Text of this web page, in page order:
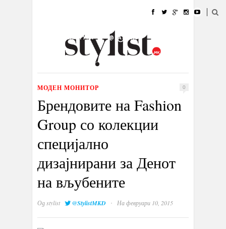
УБАВИНА
КУЛТУРА @РАБОТА
ИЗЛОГ
МОДЕН МОНИТОР 0
Брендовите на Fashion
Group со колекции
специјално
дизајнирани за Денот
на вљубените
Одstylist @StylistMKD · На февруари 10, 2015